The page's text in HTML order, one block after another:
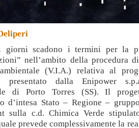
giorni scadono i termini per la
nell’ambito della procedura
(V.I.A.) relativa al
presentato dalla Enipower
di Porto Torres (SS). Il
d’intesa Stato – Regione –
sulla c.d. Chimica Verde
prevede complessivamente la